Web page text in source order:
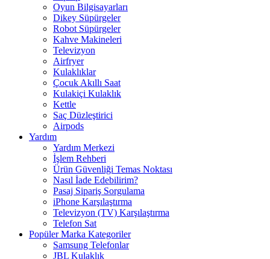
Oyun Bilgisayarları
Dikey Süpürgeler
Robot Süpürgeler
Kahve Makineleri
Televizyon
Airfryer
Kulaklıklar
Çocuk Akıllı Saat
Kulakiçi Kulaklık
Kettle
Saç Düzleştirici
Airpods
Yardım
Yardım Merkezi
İşlem Rehberi
Ürün Güvenliği Temas Noktası
Nasıl İade Edebilirim?
Pasaj Sipariş Sorgulama
iPhone Karşılaştırma
Televizyon (TV) Karşılaştırma
Telefon Sat
Popüler Marka Kategoriler
Samsung Telefonlar
JBL Kulaklık